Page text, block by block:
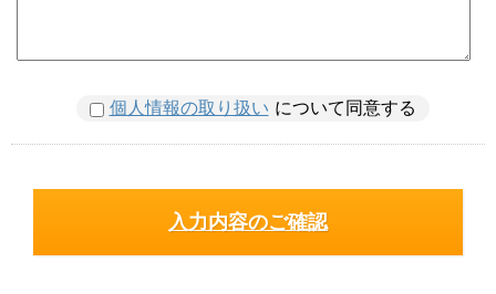
個人情報の取り扱い について同意する